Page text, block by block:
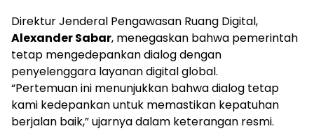
Direktur Jenderal Pengawasan Ruang Digital,
Alexander Sabar, menegaskan bahwa pemerintah
tetap mengedepankan dialog dengan
penyelenggara layanan digital global.
“Pertemuan ini menunjukkan bahwa dialog tetap
kami kedepankan untuk memastikan kepatuhan
berjalan baik,” ujarnya dalam keterangan resmi.